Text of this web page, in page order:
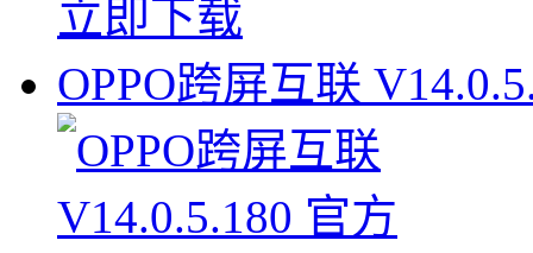
立即下载
OPPO跨屏互联